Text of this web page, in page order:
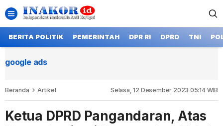
BERITA POLITIK PEMERINTAH DPR RI DPRD TNI
google ads
Beranda Artikel Selasa, 12 Desember 2023 05:14 WIB
Ketua DPRD Pangandaran, Atas